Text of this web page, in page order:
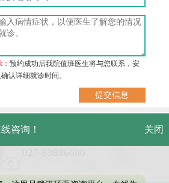
：预约成功后我院值班医生将与您联系，安
认详细就诊时间。
武汉市硚口区解放大道479号
咨询！ 关闭